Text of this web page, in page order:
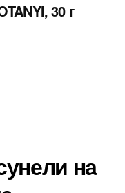
30 г
на